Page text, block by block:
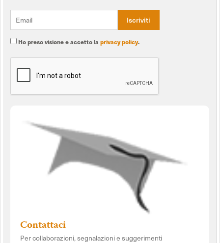
Ho preso visione e accetto la privacy policy.
Contattaci
Per collaborazioni, segnalazioni e suggerimenti